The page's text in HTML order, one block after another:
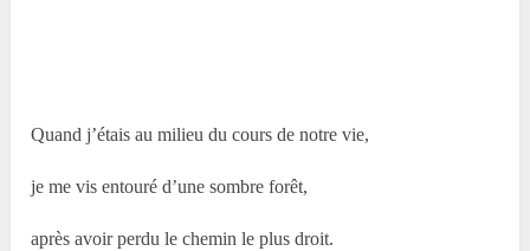
Quand j’étais au milieu du cours de notre vie,
je me vis entouré d’une sombre forêt,
après avoir perdu le chemin le plus droit.